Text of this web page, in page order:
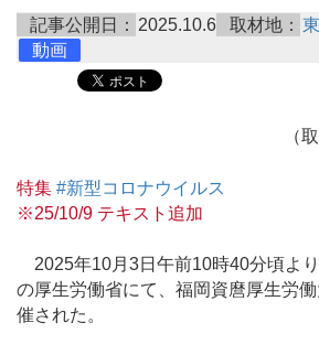
記事公開日： 2025.10.6 取材地：
動画
（
特集 #新型コロナウイルス
※25/10/9 テキスト追加
2025年10月3日午前10時40分頃よ
の厚生労働省にて、福岡資麿厚生労
催された。